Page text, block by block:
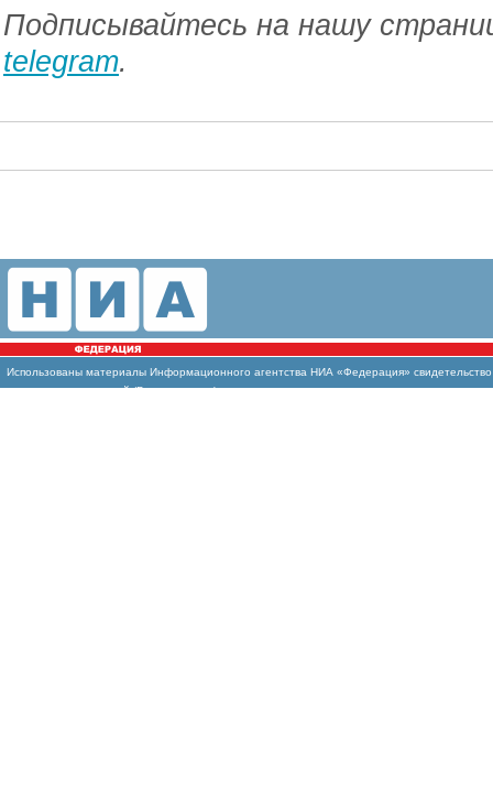
Подписывайтесь на нашу
telegram.
Использованы материалы Информационного агентства НИА «Федерация»
массовых коммуникаций (Роскомнадзор)